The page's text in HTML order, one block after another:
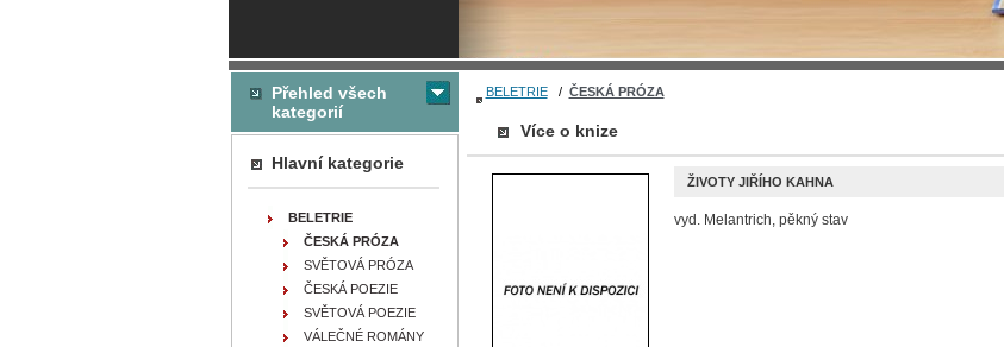
BELETRIE/ ČESKÁ PRÓZA
Více o knize
ŽIVOTY JIŘÍHO KAHNA
vyd. Melantrich, pěkný stav
Přehled všech
kategorií
Hlavní kategorie
BELETRIE
ČESKÁ PRÓZA
SVĚTOVÁ PRÓZA
ČESKÁ POEZIE
SVĚTOVÁ POEZIE
VÁLEČNÉ ROMÁNY